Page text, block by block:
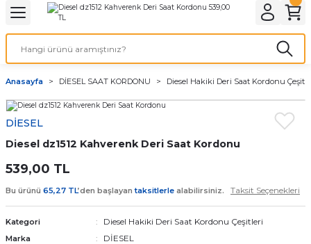
& ELEKTİRİK AYDINLATMA & ELEKTRİK
ve Cihaz Pilleri
ÇEŞİTLERİ
Kordon Çeşitleri
Kordonları
saat kordonu
Anasayfa DİESEL SAAT KORDONU Diesel Hakiki Deri Saat Kordonu
DİESEL
Diesel dz1512 Kahverenk Deri Saat Kordonu
539,00 TL
Bu ürünü 65,27 TL’den başlayantaksitlerle alabilirsiniz. Taksit Seçenekleri
Kategori Diesel Hakiki Deri Saat Kordonu Çeşitleri
Marka DİESEL